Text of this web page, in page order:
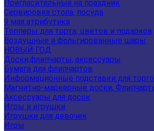
Пригласительные на праздник
Сервировка стола, посуда
9 мая атрибутика
Топперы для торта, цветов и подарков
Воздушные и фольгированные шары
НОВЫЙ ГОД
Доски,флипчарты, аксессуары
Бумага для флипчартов
Информационные подставки для
Магнитно-маркерные доски,
Аксессуары для досок
Игры и игрушки
Игрушки для девочек
Игры